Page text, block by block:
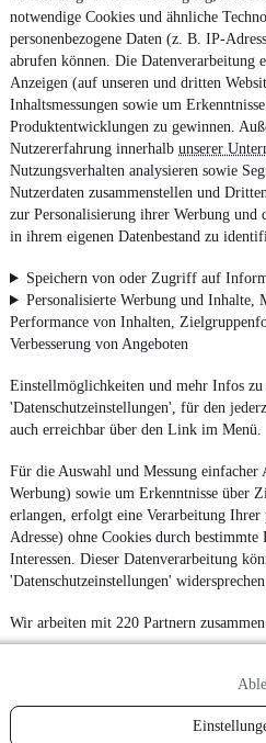
notwendige Cookies und ähnliche
personenbezogene Daten (z. B. IP-
abrufen können. Die Datenverarbeitung
Anzeigen (auf unseren und dritten
Inhaltsmessungen sowie um
Produktentwicklungen zu gewinnen.
Nutzererfahrung innerhalb unserer
Nutzungsverhalten analysieren sowie
Nutzerdaten zusammenstellen und
zur Personalisierung ihrer Werbung
in ihrem eigenen Datenbestand zu
Speichern von oder Zugriff auf
Personalisierte Werbung und Inhalte,
Performance von Inhalten,
Verbesserung von Angeboten
Einstellmöglichkeiten und mehr Infos
'Datenschutzeinstellungen', für den
auch erreichbar über den Link im Menü.
Für die Auswahl und Messung einfacher
Werbung) sowie um Erkenntnisse über
erlangen, erfolgt eine Verarbeitung Ihrer
Adresse) ohne Cookies durch
Interessen. Dieser Datenverarbeitung
'Datenschutzeinstellungen'
Wir arbeiten mit 220 Partnern
¹MwSt. ausweisbar
4.6 Sterne
Nutze mobile.de schnell
Impressum
AGB
Datenschutz
Datenschutzeinstellungen
Erklärung zur Barrierefreiheit
Report Security Vulnerability
Powered by
Noch mehrneue Autos
Leasing-Angebote,